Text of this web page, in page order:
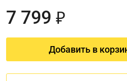
7 799 ₽
Добавить в